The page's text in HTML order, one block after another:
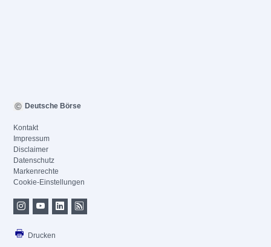
Deutsche Börse
Kontakt
Impressum
Disclaimer
Datenschutz
Markenrechte
Cookie-Einstellungen
Drucken